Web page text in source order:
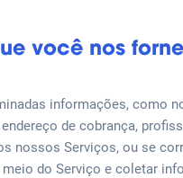
você nos
informações, como
endereço de cobrança,
nossos Serviços, ou se
meio do Serviço e coletar